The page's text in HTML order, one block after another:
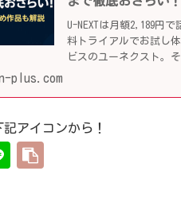
U-NEXTは月額2,189円
料トライアルでお試し
ビスのユーネクスト。
plus.com
アイコンから！